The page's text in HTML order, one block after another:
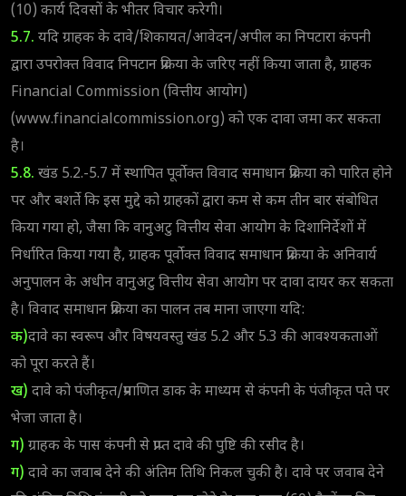
(10) कार्य दिवसों के भीतर विचार करेगी।
5.7. यदि ग्राहक के दावे/शिकायत/आवेदन/अपील का निपटारा कंपनी
द्वारा उपरोक्त विवाद निपटान प्रक्रिया के जरिए नहीं किया जाता है, ग्राहक
Financial Commission (वित्तीय आयोग)
(www.financialcommission.org) को एक दावा जमा कर सकता
है।
5.8. खंड 5.2.-5.7 में स्थापित पूर्वोक्त विवाद समाधान प्रक्रिया को पारित होने
पर और बशर्ते कि इस मुद्दे को ग्राहकों द्वारा कम से कम तीन बार संबोधित
किया गया हो, जैसा कि वानुअटु वित्तीय सेवा आयोग के दिशानिर्देशों में
निर्धारित किया गया है, ग्राहक पूर्वोक्त विवाद समाधान प्रक्रिया के अनिवार्य
अनुपालन के अधीन वानुअटु वित्तीय सेवा आयोग पर दावा दायर कर सकता
है। विवाद समाधान प्रक्रिया का पालन तब माना जाएगा यदि:
क)दावे का स्वरूप और विषयवस्तु खंड 5.2 और 5.3 की आवश्यकताओं
को पूरा करते हैं।
ख) दावे को पंजीकृत/प्रमाणित डाक के माध्यम से कंपनी के पंजीकृत पते पर
भेजा जाता है।
ग) ग्राहक के पास कंपनी से प्राप्त दावे की पुष्टि की रसीद है।
ग) दावे का जवाब देने की अंतिम तिथि निकल चुकी है। दावे पर जवाब देने